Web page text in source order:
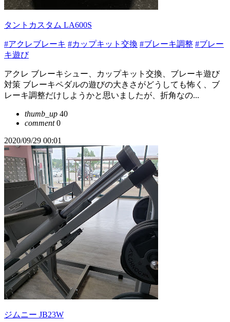
タントカスタム LA600S
#アクレブレーキ #カップキット交換 #ブレーキ調整 #ブレー
キ遊び
アクレ ブレーキシュー、カップキット交換、ブレーキ遊び
対策 ブレーキペダルの遊びの大きさがどうしても怖く、ブ
レーキ調整だけしようかと思いましたが、折角なの...
thumb_up 40
comment0
2020/09/29 00:01
ジムニー JB23W